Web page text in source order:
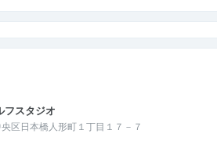
フスタジオ
区日本橋人形町１丁目１７－７